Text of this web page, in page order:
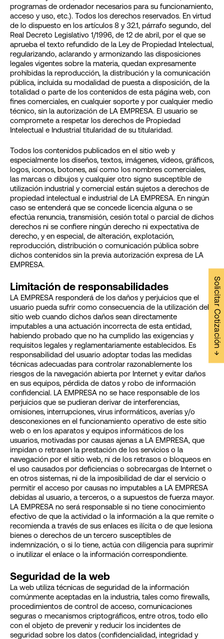
programas de ordenador necesarios para su funcionamiento,
acceso y uso, etc.). Todos los derechos reservados. En virtud
de lo dispuesto en los artículos 8 y 32.1, párrafo segundo, del
Real Decreto Legislativo 1/1996, de 12 de abril, por el que se
aprueba el texto refundido de la Ley de Propiedad Intelectual,
regularizando, aclarando y armonizando las disposiciones
legales vigentes sobre la materia, quedan expresamente
prohibidas la reproducción, la distribución y la comunicación
pública, incluida su modalidad de puesta a disposición, de la
totalidad o parte de los contenidos de esta página web, con
fines comerciales, en cualquier soporte y por cualquier medio
técnico, sin la autorización de LA EMPRESA. El usuario se
compromete a respetar los derechos de Propiedad
Intelectual e Industrial titularidad de su titularidad.
Todos los contenidos publicados en el sitio web y
especialmente los diseños, textos, imágenes, vídeos, gráficos,
logos, iconos, botones, así como los nombres comerciales,
las marcas o dibujos y cualquier otro signo susceptible de
utilización industrial y comercial están sujetos a derechos de
propiedad intelectual e industrial de LA EMPRESA. En ningún
caso se entenderá que se concede licencia alguna o se
efectúa renuncia, transmisión, cesión total o parcial de dichos
derechos ni se confiere ningún derecho ni expectativa de
derecho, y en especial, de alteración, explotación,
reproducción, distribución o comunicación pública sobre
dichos contenidos sin la previa autorización expresa de LA
EMPRESA.
Limitación de responsabilidades
LA EMPRESA responderá de los daños y perjuicios que el
usuario pueda sufrir como consecuencia de la utilización del
sitio web cuando dichos daños sean directamente
imputables a una actuación incorrecta de esta entidad,
habiendo probado que no ha cumplido las exigencias y
requisitos legales y reglamentariamente establecidos. Es
responsabilidad del usuario adoptar todas las medidas
técnicas adecuadas para controlar razonablemente los
riesgos de la navegación abierta por Internet y evitar daños
en sus equipos, pérdida de datos y robo de información
confidencial. LA EMPRESA no se hace responsable de los
perjuicios que se pudieran derivar de interferencias,
omisiones, interrupciones, virus informáticos, averías y/o
desconexiones en el funcionamiento operativo de este sitio
web o en los aparatos y equipos informáticos de los
usuarios, motivadas por causas ajenas a LA EMPRESA, que
impidan o retrasen la prestación de los servicios o la
navegación por el sitio web, ni de los retrasos o bloqueos en
el uso causados por deficiencias o sobrecargas de Internet o
en otros sistemas, ni de la imposibilidad de dar el servicio o
permitir el acceso por causas no imputables a LA EMPRESA
debidas al usuario, a terceros, o a supuestos de fuerza mayor.
LA EMPRESA no será responsable si no tiene conocimiento
efectivo de que la actividad o la información a la que remite o
recomienda a través de sus enlaces es ilícita o de que lesiona
bienes o derechos de un tercero susceptibles de
indemnización, o si lo tiene, actúa con diligencia para suprimir
o inutilizar el enlace o la información correspondiente.
Seguridad de la web
La web utiliza técnicas de seguridad de la información
comúnmente aceptadas en la industria, tales como firewalls,
procedimientos de control de acceso, comunicaciones
seguras o mecanismos criptográficos, entre otros, todo ello
con el objeto de prevenir y reducir los incidentes de
seguridad sobre los datos (confidencialidad, integridad y
Solicitar Cotización →